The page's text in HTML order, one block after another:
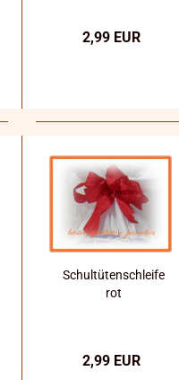
2,99 EUR
Schultütenschleife
rot
2,99 EUR